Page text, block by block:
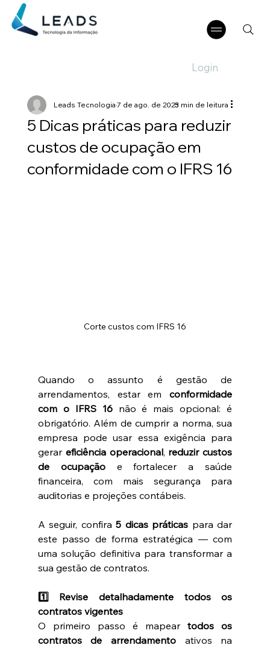
Login
5 Dicas práticas para reduzir
custos de ocupação em
conformidade com o IFRS 16
Leads Tecnologia7 de ago. de 20253 min de leitura
Corte custos com IFRS 16
Quando o assunto é gestão de
arrendamentos, estar em conformidade
com o IFRS 16 não é mais opcional: é
obrigatório. Além de cumprir a norma, sua
empresa pode usar essa exigência para
gerar eficiência operacional, reduzir custos
de ocupação e fortalecer a saúde
financeira, com mais segurança para
auditorias e projeções contábeis.
A seguir, confira 5 dicas práticas para dar
este passo de forma estratégica — com
uma solução definitiva para transformar a
sua gestão de contratos.
1️⃣ Revise detalhadamente todos os
contratos vigentes
O primeiro passo é mapear todos os
contratos de arrendamento ativos na